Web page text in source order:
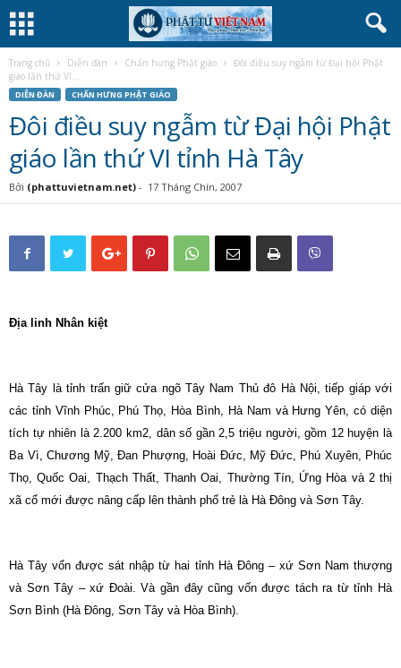
Trang chủ Diễn đàn Chấn hưng Phật giáo
Đôi điều suy ngẫm từ Đại hội Phật
giáo lần thứ VI...
DIỄN ĐÀN CHẤN HƯNG PHẬT GIÁO
Đôi điều suy ngẫm từ Đại hội Phật
giáo lần thứ VI tỉnh Hà Tây
Bởi (phattuvietnam.net) - 17 Tháng Chín, 2007
Địa linh Nhân kiệt
Hà Tây là tỉnh trấn giữ cửa ngõ Tây Nam Thủ đô Hà Nội, tiếp giáp với
các tỉnh Vĩnh Phúc, Phú Thọ, Hòa Bình, Hà Nam và Hưng Yên, có diện
tích tự nhiên là 2.200 km2, dân số gần 2,5 triệu người, gồm 12 huyện là
Ba Vì, Chương Mỹ, Đan Phượng, Hoài Đức, Mỹ Đức, Phú Xuyên, Phúc
Thọ, Quốc Oai, Thạch Thất, Thanh Oai, Thường Tín, Ứng Hòa và 2 thị
xã cổ mới được nâng cấp lên thành phố trẻ là Hà Đông và Sơn Tây.
Hà Tây vốn được sát nhập từ hai tỉnh Hà Đông – xứ Sơn Nam thượng
và Sơn Tây – xứ Đoài. Và gần đây cũng vốn được tách ra từ tỉnh Hà
Sơn Bình (Hà Đông, Sơn Tây và Hòa Bình).